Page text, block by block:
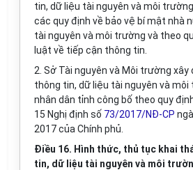
tin, dữ liệu tài nguyên và môi
các quy định về bảo vệ bí mật nhà
tài nguyên và môi trường và theo
luật về tiếp cận thông tin.
2. Sở Tài nguyên và Môi trường xây
thông tin, dữ liệu tài nguyên và môi
nhân dân tỉnh công bố theo quy
15 Nghị định số 73/2017/NĐ-CP
2017 của Chính phủ.
Điều 16. Hình thức, thủ tục khai
tin, dữ liệu tài nguyên và môi